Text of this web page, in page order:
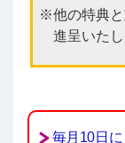
他の特典
進呈いたし
毎月10日